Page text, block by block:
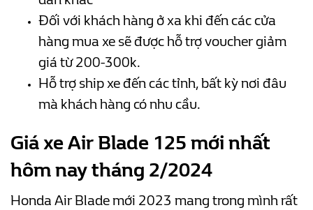
Đối với khách hàng ở xa khi đến các cửa
hàng mua xe sẽ được hỗ trợ voucher giảm
giá từ 200-300k.
Hỗ trợ ship xe đến các tỉnh, bất kỳ nơi đâu
mà khách hàng có nhu cầu.
Giá xe Air Blade 125 mới nhất
hôm nay tháng 2/2024
Honda Air Blade mới 2023 mang trong mình rất